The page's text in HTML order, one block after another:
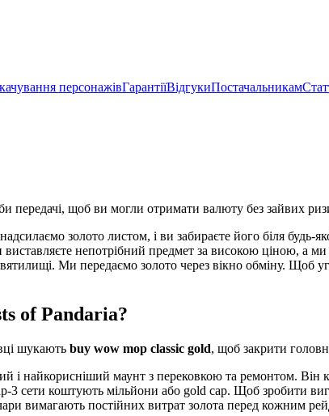
персонажівГарантіїВідгукиПостачальникам
передачі, щоб ви могли отримати валюту без зайвих
золото листом, і ви забираєте його біля будь-
непотрібний предмет за високою ціною, а
Ми передаємо золото через вікно обміну. Щоб
of Pandaria?
шукають buy wow mop classic gold, щоб закрити
і найкорисніший маунт з перековкою та ремонтом. Він
3 сети коштують мільйони або gold cap. Щоб зробити
вимагають постійних витрат золота перед кожним